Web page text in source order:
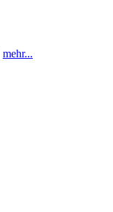
mehr...